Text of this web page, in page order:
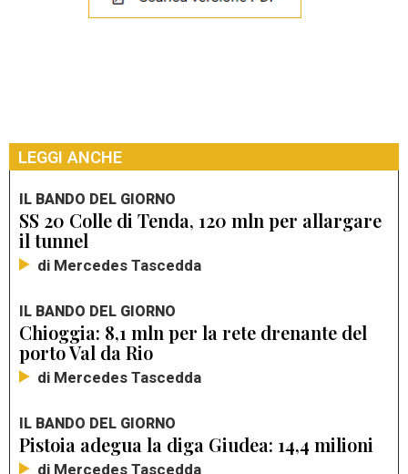
LEGGI ANCHE
IL BANDO DEL GIORNO
SS 20 Colle di Tenda, 120 mln per allargare
il tunnel
di Mercedes Tascedda
IL BANDO DEL GIORNO
Chioggia: 8,1 mln per la rete drenante del
porto Val da Rio
di Mercedes Tascedda
IL BANDO DEL GIORNO
Pistoia adegua la diga Giudea: 14,4 milioni